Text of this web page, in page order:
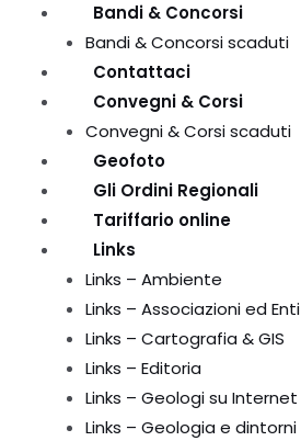
Bandi & Concorsi
Bandi & Concorsi scaduti
Contattaci
Convegni & Corsi
Convegni & Corsi scaduti
Geofoto
Gli Ordini Regionali
Tariffario online
Links
Links – Ambiente
Links – Associazioni ed Enti
Links – Cartografia & GIS
Links – Editoria
Links – Geologi su Internet
Links – Geologia e dintorni